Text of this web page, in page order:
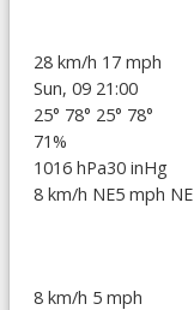
28 km/h 17 mph
Sun, 09 21:00
25° 78° 25° 78°
71%
1016 hPa30 inHg
8 km/h NE5 mph NE
8 km/h 5 mph